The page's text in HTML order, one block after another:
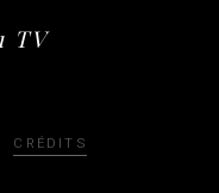
TV
CRÉDITS